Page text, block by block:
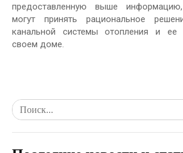
предоставленную выше
могут принять рациональное
канальной системы отопления и ее
своем доме.